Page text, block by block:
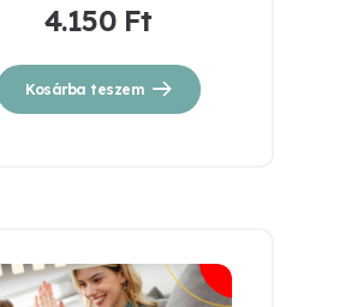
4.150 Ft
Kosárba teszem